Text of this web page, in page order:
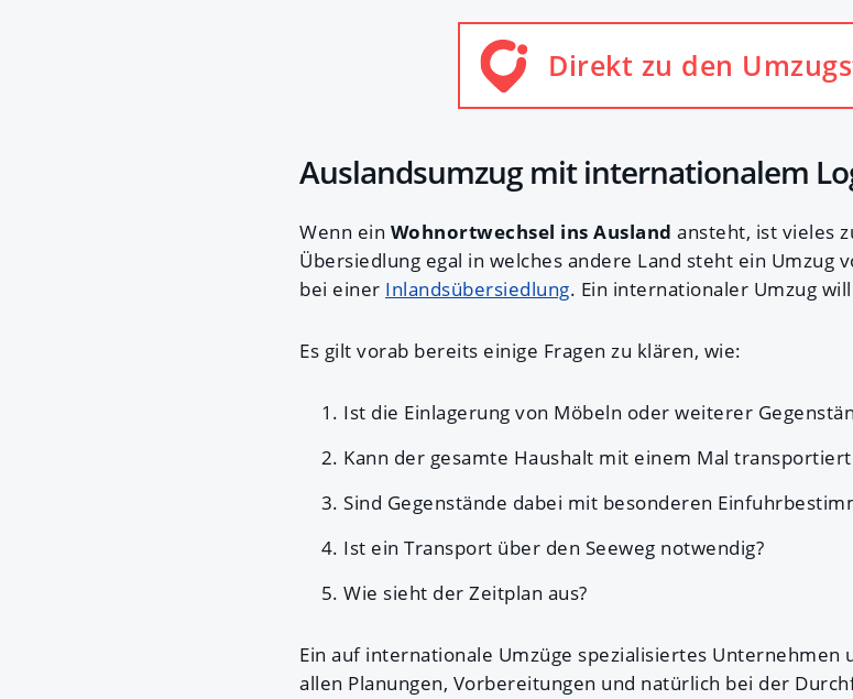
Direkt zu den
Auslandsumzug mit internationalem
Wenn ein Wohnortwechsel ins Ausland ansteht, ist vieles
Übersiedlung egal in welches andere Land steht ein Umzug
bei einer Inlandsübersiedlung. Ein internationaler Umzug
Es gilt vorab bereits einige Fragen zu klären, wie:
Ist die Einlagerung von Möbeln oder weiterer
Kann der gesamte Haushalt mit einem Mal
Sind Gegenstände dabei mit besonderen
Ist ein Transport über den Seeweg notwendig?
Wie sieht der Zeitplan aus?
Ein auf internationale Umzüge spezialisiertes
allen Planungen, Vorbereitungen und natürlich bei der